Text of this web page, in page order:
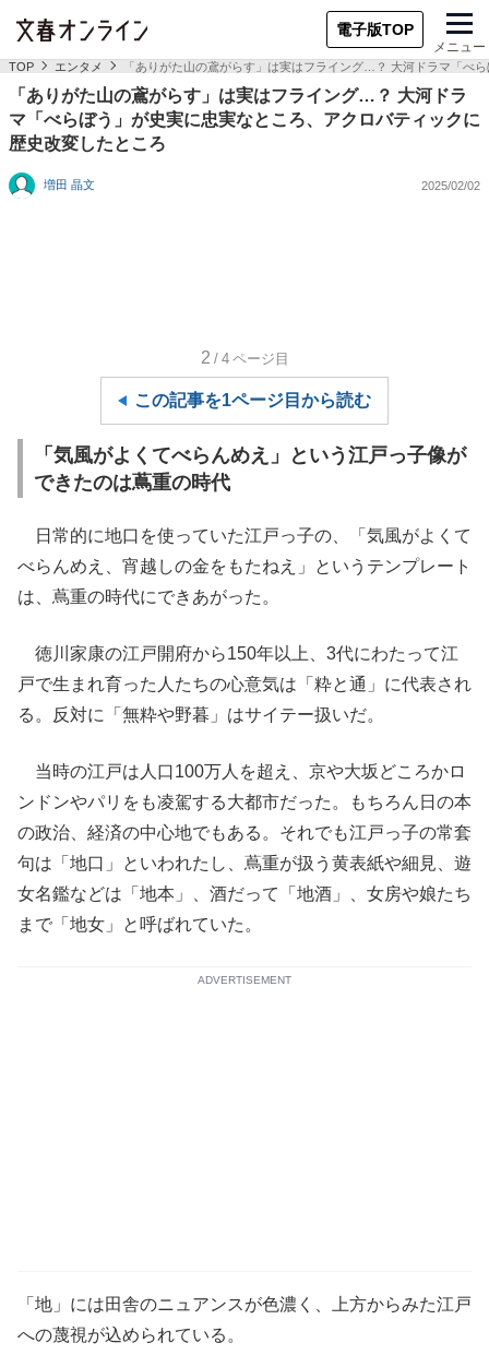
電子版TOP
メニュー
TOP エンタメ 「ありがた山の鳶がらす」は実はフライング…？ 大河ドラマ「べ
「ありがた山の鳶がらす」は実はフライング…？ 大河ドラ
マ「べらぼう」が史実に忠実なところ、アクロバティックに
歴史改変したところ
増田 晶文 2025/02/02
2 /4 ページ目
この記事を1ページ目から読む
「気風がよくてべらんめえ」という江戸っ子像が
できたのは蔦重の時代
日常的に地口を使っていた江戸っ子の、「気風がよくて
べらんめえ、宵越しの金をもたねえ」というテンプレート
は、蔦重の時代にできあがった。
徳川家康の江戸開府から150年以上、3代にわたって江
戸で生まれ育った人たちの心意気は「粋と通」に代表され
る。反対に「無粋や野暮」はサイテー扱いだ。
当時の江戸は人口100万人を超え、京や大坂どころかロ
ンドンやパリをも凌駕する大都市だった。もちろん日の本
の政治、経済の中心地でもある。それでも江戸っ子の常套
句は「地口」といわれたし、蔦重が扱う黄表紙や細見、遊
女名鑑などは「地本」、酒だって「地酒」、女房や娘たち
まで「地女」と呼ばれていた。
ADVERTISEMENT
「地」には田舎のニュアンスが色濃く、上方からみた江戸
への蔑視が込められている。